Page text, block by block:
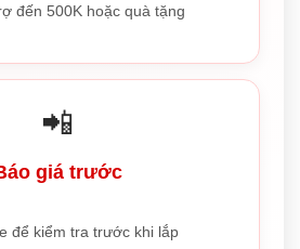
đến 500K hoặc quà tặng
📲
giá trước
để kiểm tra trước khi lắp